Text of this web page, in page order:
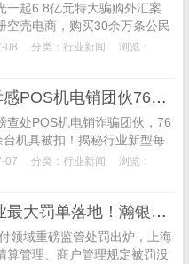
一起6.8亿元特大骗购外汇案
空壳电商，购买30余万条公民
付机构内鬼规避风控，伪造跨
法换汇。涉案人员获刑，监管
罪链条。
08 分类： 行业新闻
浏览：
突发！湖北孝感POS机电销团伙76人落网，“流量费诈骗”首获官方定性
查处POS机电销诈骗团伙，76
台机具被扣！揭秘行业新型每
费套路，对比传统押金骗局，
乱象的深层原因，教商户精准
07 分类： 行业新闻
浏览：
2026支付行业最大罚单落地！瀚银科技被罚7445万，牌照续展停滞、合规问题频发
领域重磅监管处罚出炉，上海
算管理、商户管理规定被罚没